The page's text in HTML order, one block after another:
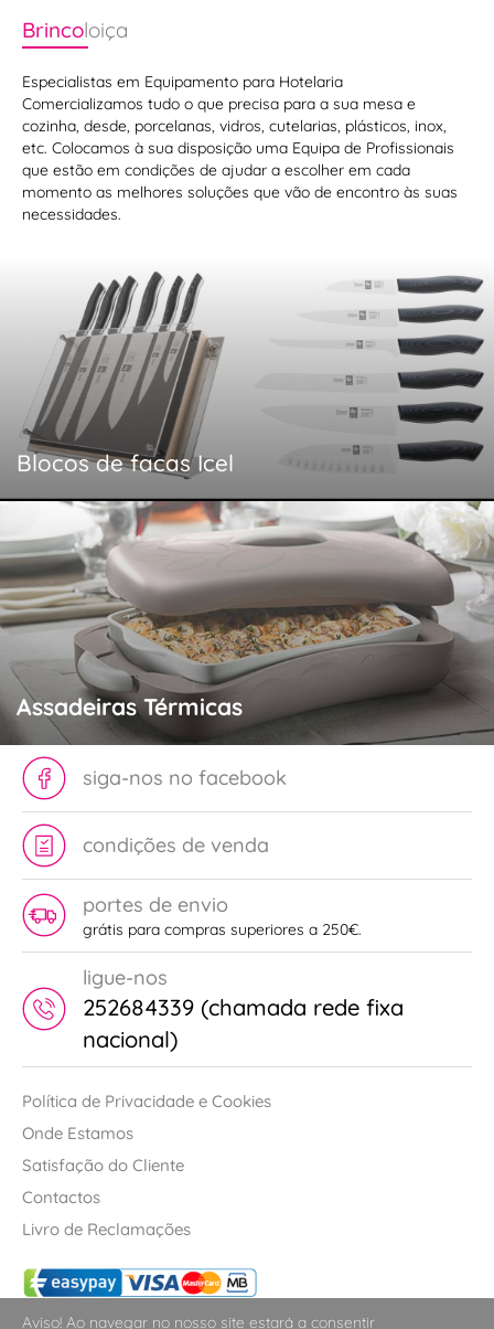
Aviso! Ao navegar no nosso site estará a consentir
Brincoloiça
Especialistas em Equipamento para Hotelaria
Comercializamos tudo o que precisa para a sua mesa e
cozinha, desde, porcelanas, vidros, cutelarias, plásticos, inox,
etc. Colocamos à sua disposição uma Equipa de Profissionais
que estão em condições de ajudar a escolher em cada
momento as melhores soluções que vão de encontro às suas
necessidades.
Blocos de facas Icel
Assadeiras Térmicas
siga-nos no facebook
condições de venda
portes de envio
grátis para compras superiores a 250€.
ligue-nos
252684339 (chamada rede fixa
nacional)
Política de Privacidade e Cookies
Onde Estamos
Satisfação do Cliente
Contactos
Livro de Reclamações
Todos os direitos reservados. Copyright 2019